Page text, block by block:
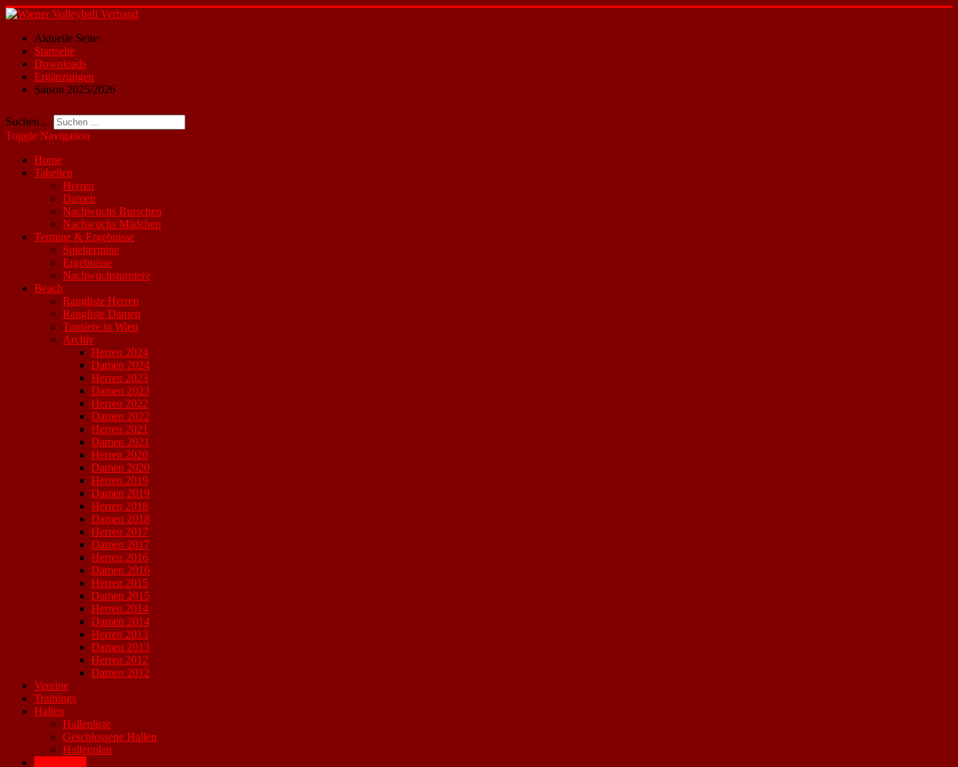
Aktuelle Seite:
Startseite
Downloads
Ergänzungen
Saison 2025/2026
Suchen ...
Toggle Navigation
Home
Tabellen
Herren
Damen
Nachwuchs Burschen
Nachwuchs Mädchen
Termine & Ergebnisse
Spieltermine
Ergebnisse
Nachwuchsturniere
Beach
Rangliste Herren
Rangliste Damen
Turniere in Wien
Archiv
Herren 2024
Damen 2024
Herren 2023
Damen 2023
Herren 2022
Damen 2022
Herren 2021
Damen 2021
Herren 2020
Damen 2020
Herren 2019
Damen 2019
Herren 2018
Damen 2018
Herren 2017
Damen 2017
Herren 2016
Damen 2016
Herren 2015
Damen 2015
Herren 2014
Damen 2014
Herren 2013
Damen 2013
Herren 2012
Damen 2012
Vereine
Trainings
Hallen
Hallenliste
Geschlossene Hallen
Hallenplan